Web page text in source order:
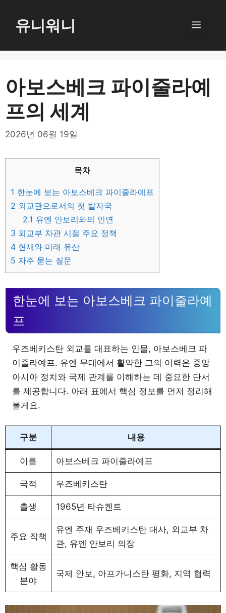
로
뛰
기
유니워니 메
아보스베크 파이줄라예
프의 세계
2026년 06월 19일
목차
1 한눈에 보는 아보스베크 파이줄라예프
2 외교관으로서의 첫 발자국
2.1 유엔 안보리와의 인연
3 외교부 차관 시절 주요 정책
4 현재와 미래 유산
5 자주 묻는 질문
한눈에 보는 아보스베크 파이줄라예
프
우즈베키스탄 외교를 대표하는 인물, 아보스베크 파
이줄라예프. 유엔 무대에서 활약한 그의 이력은 중앙
아시아 정치와 국제 관계를 이해하는 데 중요한 단서
를 제공합니다. 아래 표에서 핵심 정보를 먼저 정리해
볼게요.
구분 내용
이름 아보스베크 파이줄라예프
국적 우즈베키스탄
출생 1965년 타슈켄트
주요 직책
유엔 주재 우즈베키스탄 대사, 외교부 차
관, 유엔 안보리 의장
핵심 활동
분야
국제 안보, 아프가니스탄 평화, 지역 협력